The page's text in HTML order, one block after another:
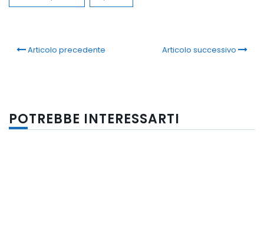
Articolo precedente Articolo successivo
POTREBBE INTERESSARTI